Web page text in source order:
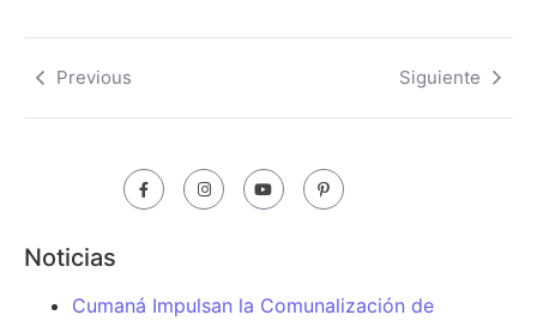
Previous Siguiente
Noticias
Cumaná Impulsan la Comunalización de